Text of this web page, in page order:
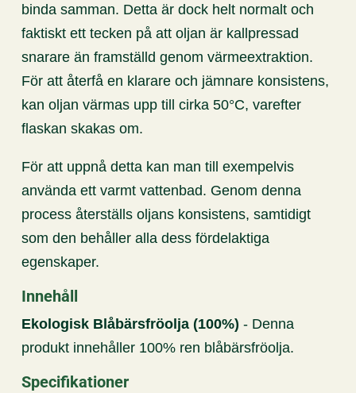
binda samman. Detta är dock helt normalt och
faktiskt ett tecken på att oljan är kallpressad
snarare än framställd genom värmeextraktion.
För att återfå en klarare och jämnare konsistens,
kan oljan värmas upp till cirka 50°C, varefter
flaskan skakas om.
För att uppnå detta kan man till exempelvis
använda ett varmt vattenbad. Genom denna
process återställs oljans konsistens, samtidigt
som den behåller alla dess fördelaktiga
egenskaper.
Innehåll
Ekologisk Blåbärsfröolja (100%) - Denna
produkt innehåller 100% ren blåbärsfröolja.
Specifikationer